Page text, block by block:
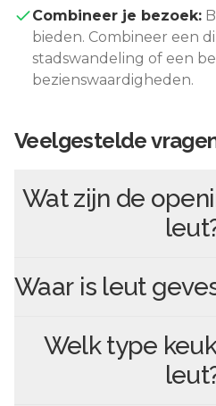
Combineer je bezoek:
bieden. Combineer een
stadswandeling of een
bezienswaardigheden.
Veelgestelde
Wat zijn de
leut
Waar is leut
Welk type
leut